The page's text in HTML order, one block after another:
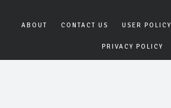
ABOUT CONTACT US USER POLICY
PRIVACY POLICY